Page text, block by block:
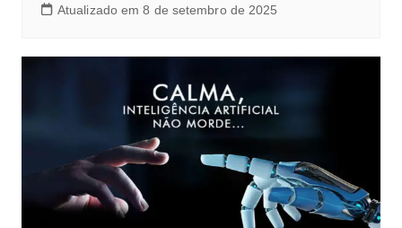
Atualizado em 8 de setembro de 2025